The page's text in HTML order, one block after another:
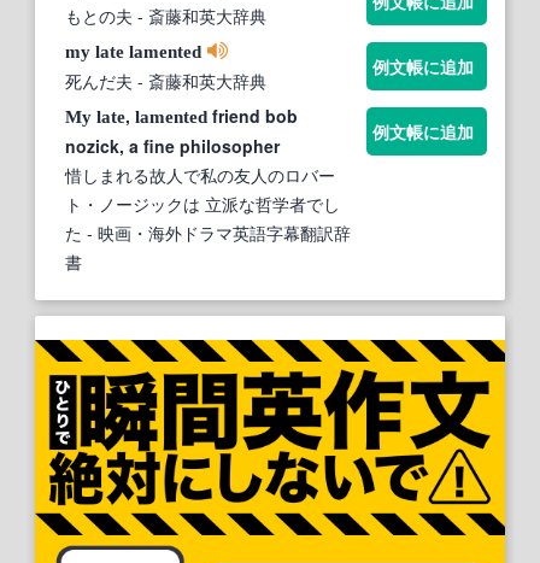
もとの夫 - 斎藤和英大辞典
my late lamented
死んだ夫 - 斎藤和英大辞典
例文帳に追加
My late, lamented friend bob
nozick, a fine philosopher
惜しまれる故人で私の友人のロバー
ト・ノージックは 立派な哲学者でし
た - 映画・海外ドラマ英語字幕翻訳辞
書
例文帳に追加